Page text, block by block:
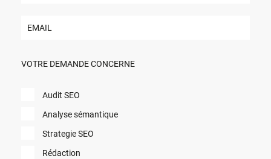
VOTRE DEMANDE CONCERNE
Audit SEO
Analyse sémantique
Strategie SEO
Rédaction